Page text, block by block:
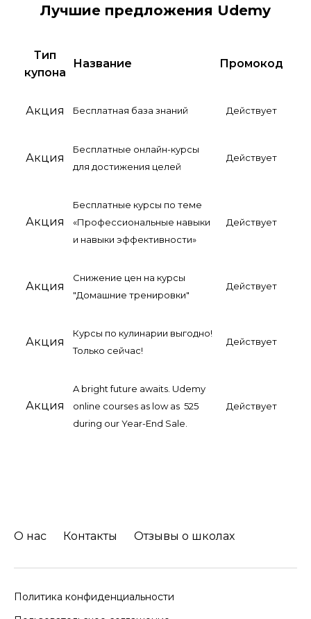
Лучшие предложения Udemy
Тип
купона
Название Промокод
Акция Бесплатная база знаний Действует
Акция
Бесплатные онлайн-курсы
для достижения целей
Действует
Акция
Бесплатные курсы по теме
«Профессиональные навыки
и навыки эффективности»
Действует
Акция
Снижение цен на курсы
"Домашние тренировки"
Действует
Акция
Курсы по кулинарии выгодно!
Только сейчас!
Действует
Акция
A bright future awaits. Udemy
online courses as low as ₹ 525
during our Year-End Sale.
Действует
О нас Контакты Отзывы о школах
Политика конфиденциальности